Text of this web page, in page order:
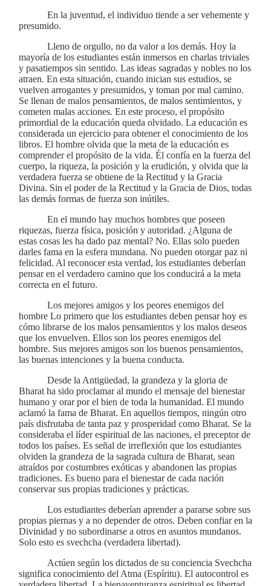
En la juventud, el individuo tiende a ser vehemente y
presumido.
Lleno de orgullo, no da valor a los demás. Hoy la
mayoría de los estudiantes están inmersos en charlas triviales
y pasatiempos sin sentido. Las ideas sagradas y nobles no los
atraen. En esta situación, cuando inician sus estudios, se
vuelven arrogantes y presumidos, y toman por mal camino.
Se llenan de malos pensamientos, de malos sentimientos, y
cometen malas acciones. En este proceso, el propósito
primordial de la educación queda olvidado. La educación es
considerada un ejercicio para obtener el conocimiento de los
libros. El hombre olvida que la meta de la educación es
comprender el propósito de la vida. Él confía en la fuerza del
cuerpo, la riqueza, la posición y la erudición, y olvida que la
verdadera fuerza se obtiene de la Rectitud y la Gracia
Divina. Sin el poder de la Rectitud y la Gracia de Dios, todas
las demás formas de fuerza son inútiles.
En el mundo hay muchos hombres que poseen
riquezas, fuerza física, posición y autoridad. ¿Alguna de
estas cosas les ha dado paz mental? No. Ellas solo pueden
darles fama en la esfera mundana. No pueden otorgar paz ni
felicidad. Al reconocer esta verdad, los estudiantes deberían
pensar en el verdadero camino que los conducirá a la meta
correcta en el futuro.
Los mejores amigos y los peores enemigos del
hombre Lo primero que los estudiantes deben pensar hoy es
cómo librarse de los malos pensamientos y los malos deseos
que los envuelven. Ellos son los peores enemigos del
hombre. Sus mejores amigos son los buenos pensamientos,
las buenas intenciones y la buena conducta.
Desde la Antigüedad, la grandeza y la gloria de
Bharat ha sido proclamar al mundo el mensaje del bienestar
humano y orar por el bien de toda la humanidad. El mundo
aclamó la fama de Bharat. En aquellos tiempos, ningún otro
país disfrutaba de tanta paz y prosperidad como Bharat. Se la
consideraba el líder espiritual de las naciones, el preceptor de
todos los países. Es señal de irreflexión que los estudiantes
olviden la grandeza de la sagrada cultura de Bharat, sean
atraídos por costumbres exóticas y abandonen las propias
tradiciones. Es bueno para el bienestar de cada nación
conservar sus propias tradiciones y prácticas.
Los estudiantes deberían aprender a pararse sobre sus
propias piernas y a no depender de otros. Deben confiar en la
Divinidad y no subordinarse a otros en asuntos mundanos.
Solo esto es svechcha (verdadera libertad).
Actúen según los dictados de su conciencia Svechcha
significa conocimiento del Atma (Espíritu). El autocontrol es